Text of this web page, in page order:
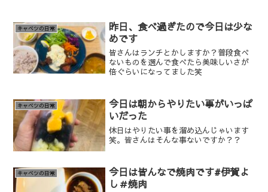
キャベツの日常
昨日、食べ過ぎたので今日は少な
めです
皆さんはランチとかしますか？普段食べ
ないものを選んで食べたら美味しいさが
倍ぐらいになってました笑
キャベツの日常
今日は朝からやりたい事がいっぱ
いだった
休日はやりたい事を溜め込んじゃいます
笑。皆さんはそんな事ないですか？？
キャベツの日常
今日は皆んなで焼肉です#伊賀よ
し＃焼肉